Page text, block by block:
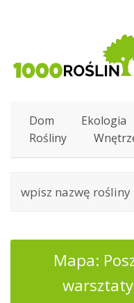
Dom Ekologia
Rośliny
Mapa: